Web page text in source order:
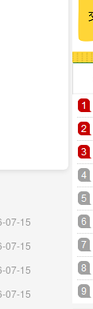
07-15
07-15
07-15
07-15